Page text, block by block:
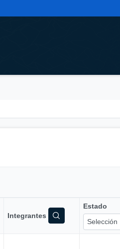
Integrantes
Estado
Selección